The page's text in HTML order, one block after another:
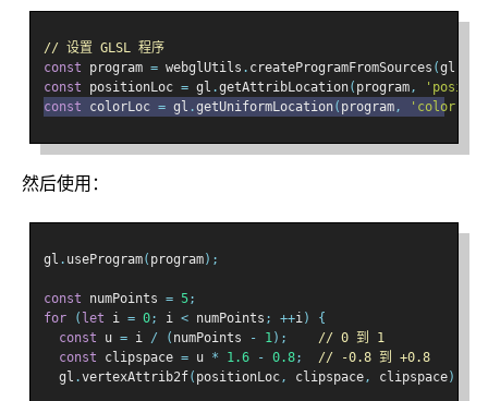
// 设置 GLSL 程序
const program = webglUtils . createProgramFromSources (gl
const positionLoc = gl .getAttribLocation( program,
const colorLoc = gl .getUniformLocation( program, 'color'
然后使用：
gl . useProgram( program);
const numPoints = 5;
for
( let i = 0; i < numPoints ; ++i)
{
const u = i / ( numPoints - 1);
// 0 到 1
const clipspace = u * 1.6 - 0.8;
// -0.8 到 +0.8
  gl
.vertexAttrib2f( positionLoc, clipspace, clipspace);